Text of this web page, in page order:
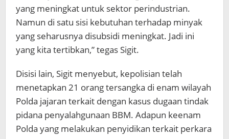
yang meningkat untuk sektor perindustrian.
Namun di satu sisi kebutuhan terhadap minyak
yang seharusnya disubsidi meningkat. Jadi ini
yang kita tertibkan,” tegas Sigit.
Disisi lain, Sigit menyebut, kepolisian telah
menetapkan 21 orang tersangka di enam wilayah
Polda jajaran terkait dengan kasus dugaan tindak
pidana penyalahgunaan BBM. Adapun keenam
Polda yang melakukan penyidikan terkait perkara